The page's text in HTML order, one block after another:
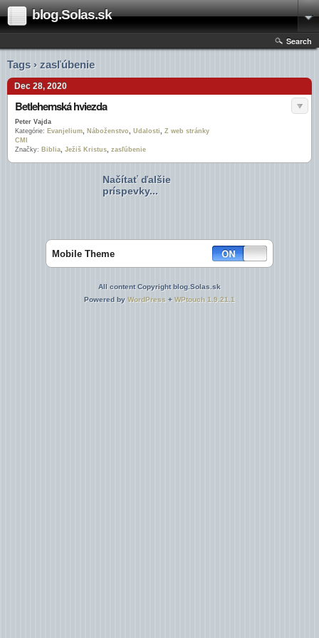
blog.Solas.sk
Search
Tags › zasľúbenie
Dec 28, 2020
Betlehemská hviezda
Peter Vajda
Kategórie: Evanjelium, Náboženstvo, Udalosti, Z web stránky
CMI
Značky: Biblia, Ježiš Kristus, zasľúbenie
Načítať ďalšie
príspevky...
Mobile Theme
All content Copyright blog.Solas.sk
Powered by WordPress + WPtouch 1.9.21.1